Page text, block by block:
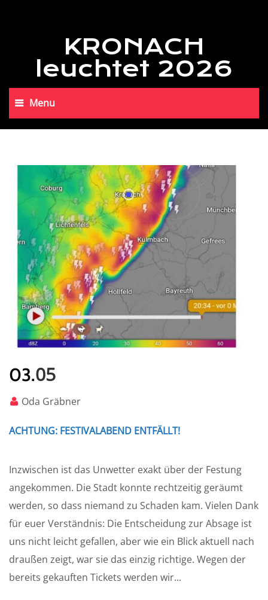
KRONACH
leuchtet 2026
Menu
03.05
Oda Gräbner
ACHTUNG: FESTIVALABEND ENTFÄLLT!
Inzwischen ist das Unwetter exakt über der Festung
angekommen. Die Stadt konnte rechtzeitig geräumt
werden, so dass niemand zu Schaden kam. Vielen Dank
für euer Verständnis: Die Entscheidung zur Absage ist
uns nicht leicht gefallen, aber wie ein Blick aktuell nach
draußen zeigt, war sie das einzig richtige. Wegen der
bereits gekauften Tickets werden wir...